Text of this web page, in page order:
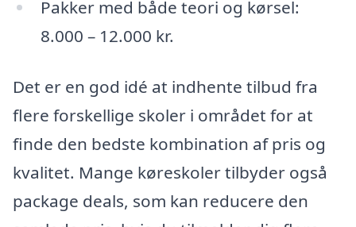
Pakker med både teori og kørsel:
8.000 – 12.000 kr.
Det er en god idé at indhente tilbud fra
flere forskellige skoler i området for at
finde den bedste kombination af pris og
kvalitet. Mange køreskoler tilbyder også
package deals, som kan reducere den